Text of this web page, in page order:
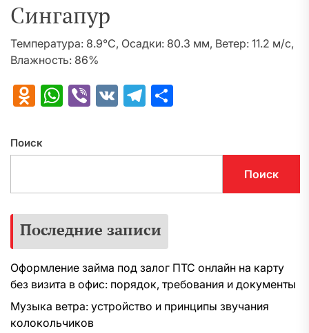
Сингапур
Температура: 8.9°C, Осадки: 80.3 мм, Ветер: 11.2 м/с,
Влажность: 86%
Odnoklassniki
WhatsApp
Viber
VK Telegram
Поиск
Поиск
Последние записи
Оформление займа под залог ПТС онлайн на карту
без визита в офис: порядок, требования и документы
Музыка ветра: устройство и принципы звучания
колокольчиков